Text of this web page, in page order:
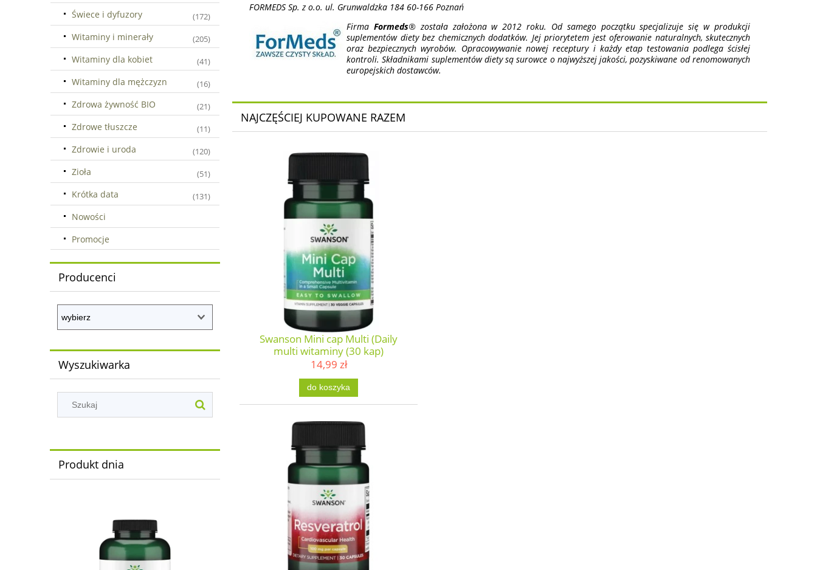
Świece i dyfuzory (172)
Witaminy i minerały (205)
Witaminy dla kobiet (41)
Witaminy dla mężczyzn (16)
Zdrowa żywność BIO (21)
Zdrowe tłuszcze (11)
Zdrowie i uroda (120)
Zioła (51)
Krótka data (131)
Nowości
Promocje
Producenci
Wyszukiwarka
Produkt dnia
FORMEDS Sp. z o.o. ul. Grunwaldzka 184 60-166 Poznań
Firma Formeds® została założona w 2012 roku. Od samego początku specjalizuje się w produkcji
suplementów diety bez chemicznych dodatków. Jej priorytetem jest oferowanie naturalnych, skutecznych
oraz bezpiecznych wyrobów. Opracowywanie nowej receptury i każdy etap testowania podlega ścisłej
kontroli. Składnikami suplementów diety są surowce o najwyższej jakości, pozyskiwane od renomowanych
europejskich dostawców.
NAJCZĘŚCIEJ KUPOWANE RAZEM
Swanson Mini cap Multi (Daily
multi witaminy (30 kap)
14,99 zł
do koszyka